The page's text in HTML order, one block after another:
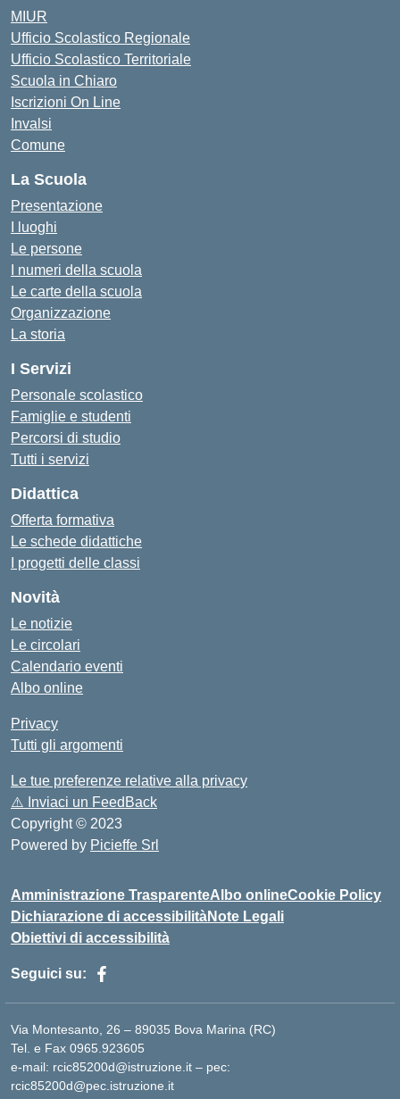
MIUR
Ufficio Scolastico Regionale
Ufficio Scolastico Territoriale
Scuola in Chiaro
Iscrizioni On Line
Invalsi
Comune
La Scuola
Presentazione
I luoghi
Le persone
I numeri della scuola
Le carte della scuola
Organizzazione
La storia
I Servizi
Personale scolastico
Famiglie e studenti
Percorsi di studio
Tutti i servizi
Didattica
Offerta formativa
Le schede didattiche
I progetti delle classi
Novità
Le notizie
Le circolari
Calendario eventi
Albo online
Privacy
Tutti gli argomenti
Le tue preferenze relative alla privacy
⚠️ Inviaci un FeedBack
Copyright © 2023
Powered by Picieffe Srl
Amministrazione TrasparenteAlbo onlineCookie Policy
Dichiarazione di accessibilitàNote Legali
Obiettivi di accessibilità
Seguici su:
Via Montesanto, 26 – 89035 Bova Marina (RC)
Tel. e Fax 0965.923605
e-mail: rcic85200d@istruzione.it – pec:
rcic85200d@pec.istruzione.it